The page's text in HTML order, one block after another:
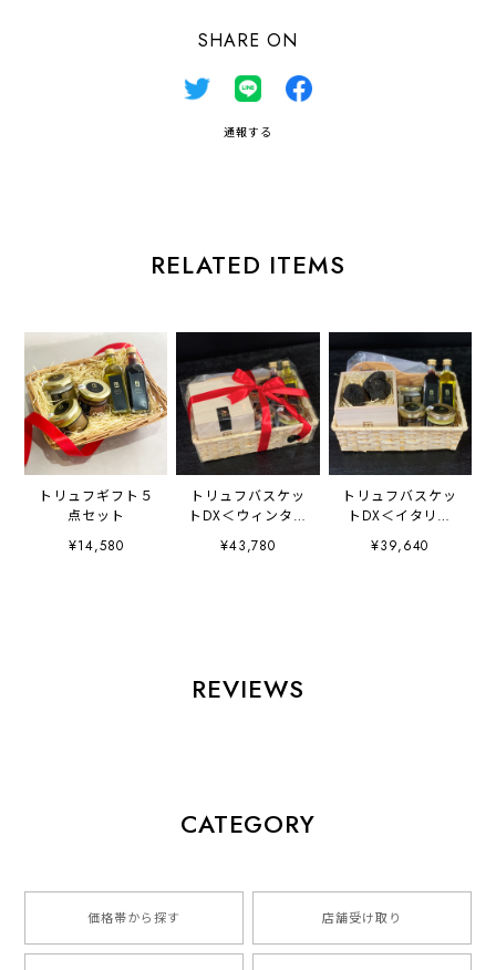
SHARE ON
通報する
RELATED ITEMS
トリュフギフト５
点セット
¥14,580
トリュフバスケッ
トDX＜ウィンター
黒トリュフ50g入
り＞
¥43,780
トリュフバスケッ
トDX＜イタリア
産・サマートリュ
フ100g入り＞
¥39,640
REVIEWS
CATEGORY
価格帯から探す 店舗受け取り